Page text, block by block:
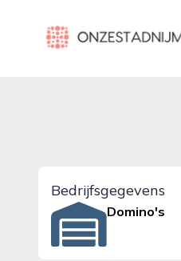
onzestadnijmegen.nl
Bedrijfsgegevens
Domino's